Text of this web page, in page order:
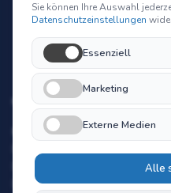
Sie können Ihre Auswahl
Datenschutzeinstellungen
Essenziell
Marketing
Externe Medien
Alle
Qualifizierung zur
Fachkraft für
Fachkraft für
KONTAKT
KiPort® - Mehr Wissen
Dipl.-Päd. Bettina Bubert-
Dipl.-Ing. Michael Baldamus